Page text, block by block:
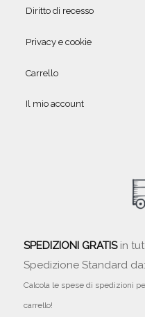
Diritto di recesso
Privacy e cookie
Carrello
Il mio account
SPEDIZIONI GRATISin
Spedizione Standard
Calcola le spese di spedizioni
carrello!